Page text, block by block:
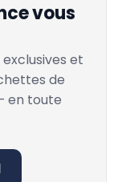
vous
exclusives et
de
en toute